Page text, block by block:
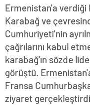
Ermenistan'a verdiği
Karabağ ve
Cumhuriyeti'nin
çağrılarını kabul
karabağ'ın sözde
görüştü.
Fransa
ziyaret